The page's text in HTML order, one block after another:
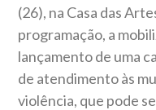
(26), na Casa das
programação, a
lançamento de uma
de atendimento às
violência, que pode